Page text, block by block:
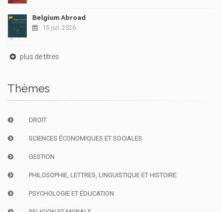
Belgium Abroad
15 juil. 2026
plus de titres
Thèmes
DROIT
SCIENCES ÉCONOMIQUES ET SOCIALES
GESTION
PHILOSOPHIE, LETTRES, LINGUISTIQUE ET HISTOIRE
PSYCHOLOGIE ET ÉDUCATION